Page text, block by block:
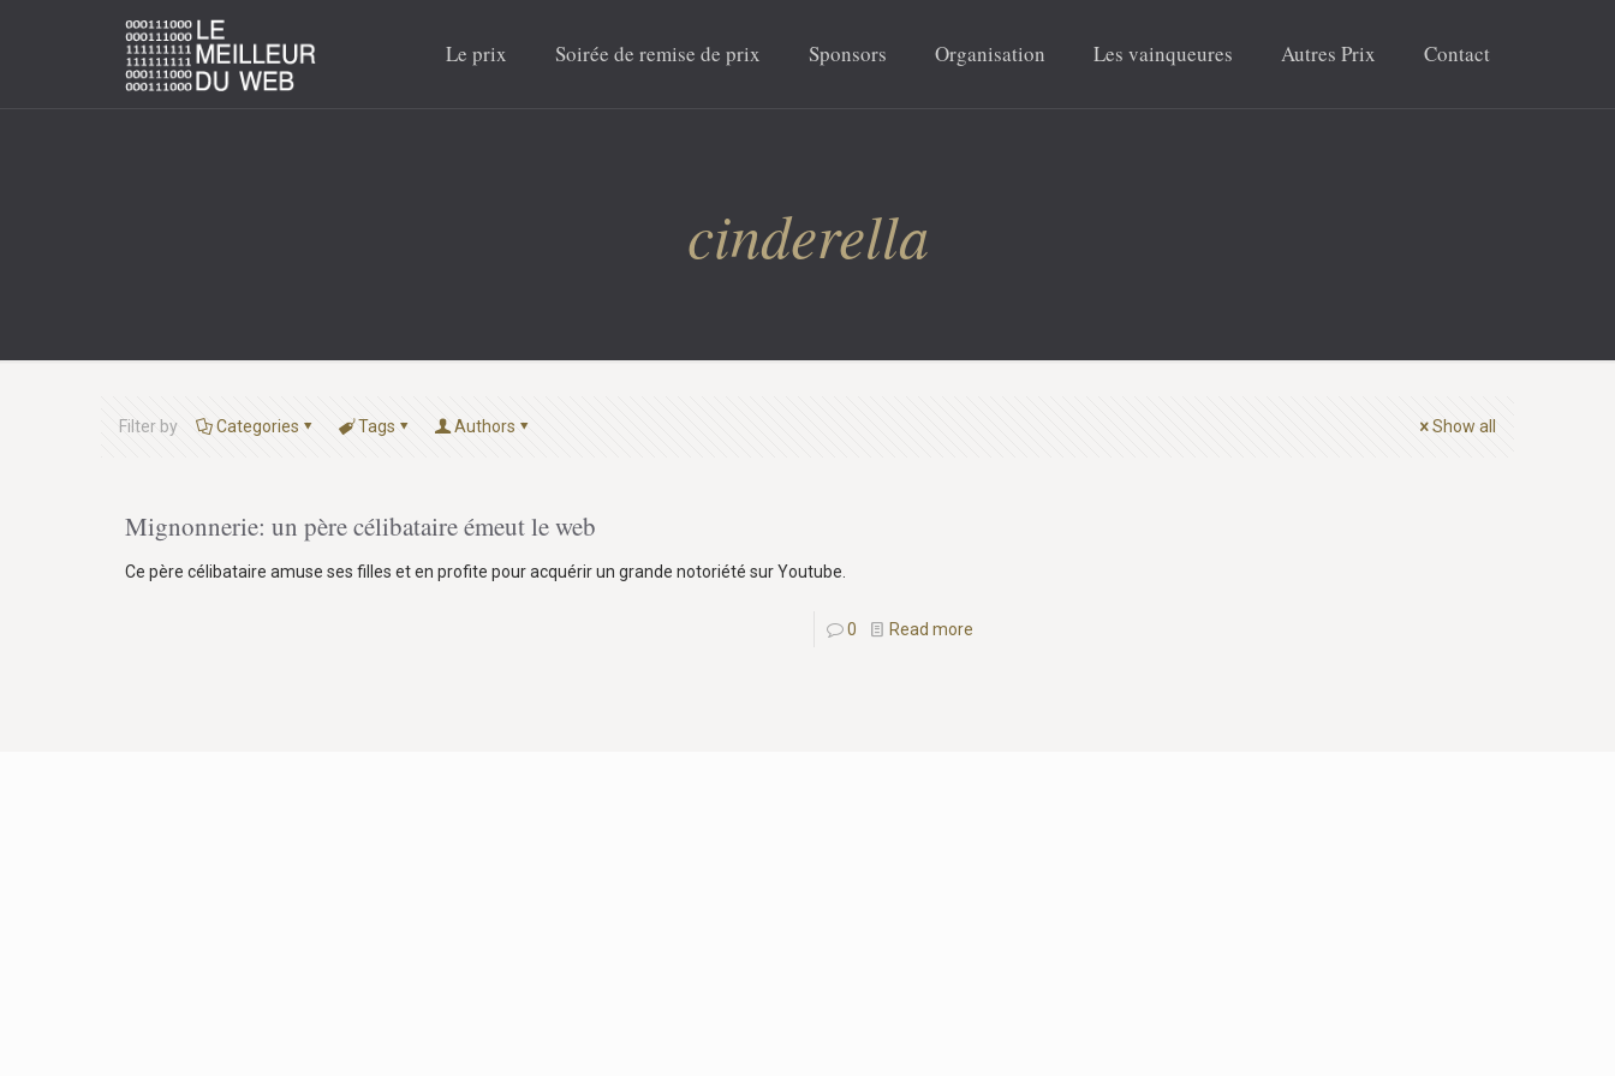
Le prix Soirée de remise de prix Sponsors Organisation Les vainqueures Autres Prix Contact
cinderella
Filter by Categories Tags Authors Show all
Mignonnerie: un père célibataire émeut le web
Ce père célibataire amuse ses filles et en profite pour acquérir un grande notoriété sur Youtube.
0 Read more